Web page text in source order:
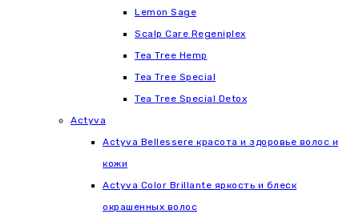
Lemon Sage
Scalp Care Regeniplex
Tea Tree Hemp
Tea Tree Special
Tea Tree Special Detox
Actyva
Actyva Bellessere красота и здоровье волос и
кожи
Actyva Color Brillante яркость и блеск
окрашенных волос